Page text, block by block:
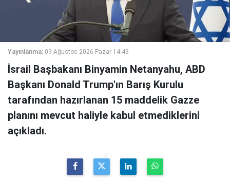
Yayınlanma: 09 Ağustos 2026 Pazar 14:43
İsrail Başbakanı Binyamin Netanyahu, ABD
Başkanı Donald Trump'ın Barış Kurulu
tarafından hazırlanan 15 maddelik Gazze
planını mevcut haliyle kabul etmediklerini
açıkladı.